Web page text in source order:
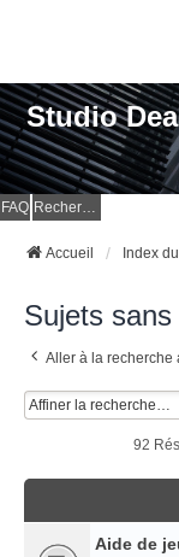
Studio
FAQ Rechercher
Accueil Index
Sujets
Aller à la recherche
92
Aide de